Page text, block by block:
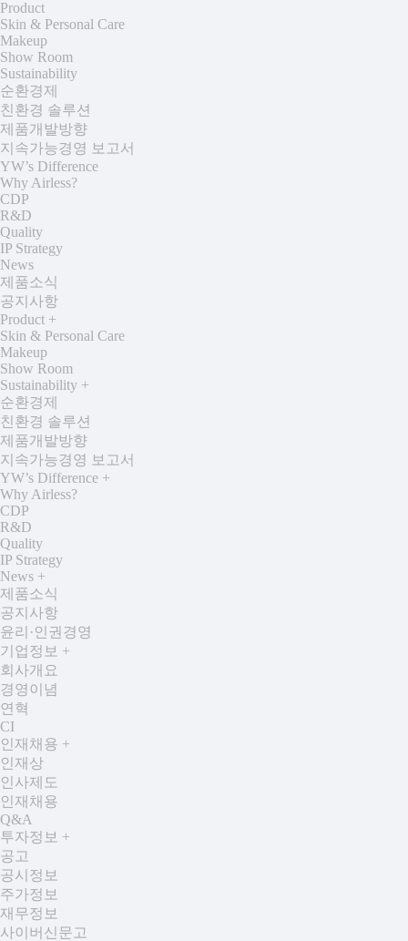
Product
Skin & Personal Care
Makeup
Show Room
Sustainability
순환경제
친환경 솔루션
제품개발방향
지속가능경영 보고서
YW’s Difference
Why Airless?
CDP
R&D
Quality
IP Strategy
News
제품소식
공지사항
Product +
Skin & Personal Care
Makeup
Show Room
Sustainability +
순환경제
친환경 솔루션
제품개발방향
지속가능경영 보고서
YW’s Difference +
Why Airless?
CDP
R&D
Quality
IP Strategy
News +
제품소식
공지사항
윤리·인권경영
기업정보 +
회사개요
경영이념
연혁
CI
인재채용 +
인재상
인사제도
인재채용
Q&A
투자정보 +
공고
공시정보
주가정보
재무정보
사이버신문고